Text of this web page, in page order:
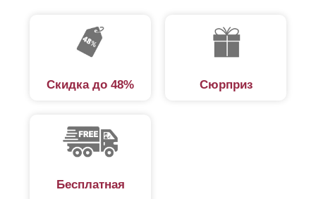
Скидка до 48% Сюрприз
Бесплатная